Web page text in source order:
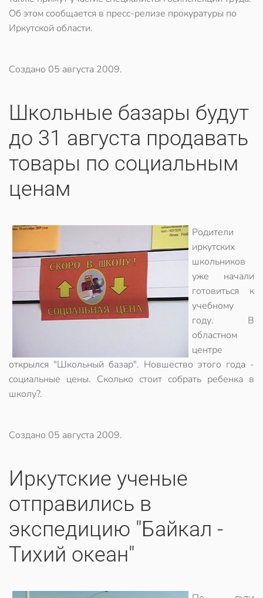
Об этом сообщается в пресс-релизе прокуратуры по
Иркутской области.
Создано 05 августа 2009.
Школьные базары будут
до 31 августа продавать
товары по социальным
ценам
Родители
иркутских
школьников
уже начали
готовиться к
учебному
году. В
областном
центре
открылся "Школьный базар". Новшество этого года -
социальные цены. Сколько стоит собрать ребенка в
школу?.
Создано 05 августа 2009.
Иркутские ученые
отправились в
экспедицию "Байкал -
Тихий океан"